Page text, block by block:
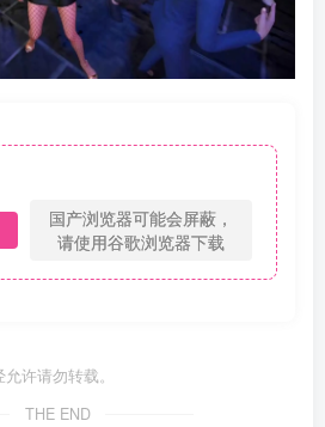
国产浏览器可能会屏蔽，
请使用谷歌浏览器下载
许请勿转载。
THE END